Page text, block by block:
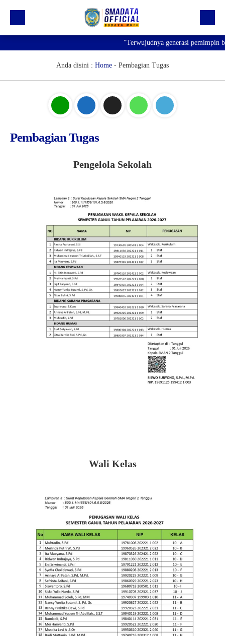
Kegiatan
Saluran Resmi WA
"Terwujudnya generasi pemimpin
Anda disini : Home - Pembagian Tugas
Pembagian Tugas
Pengelola Sekolah
Wali Kelas